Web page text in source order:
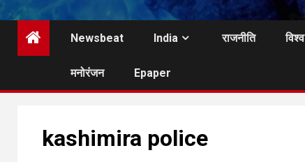
Newsbeat India राजनीति विश्व
मनोरंजन Epaper
kashimira police